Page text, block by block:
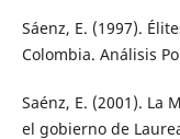
Sáenz, E. (1997).
Colombia. Análisis
Saénz, E. (2001). La
el gobierno de